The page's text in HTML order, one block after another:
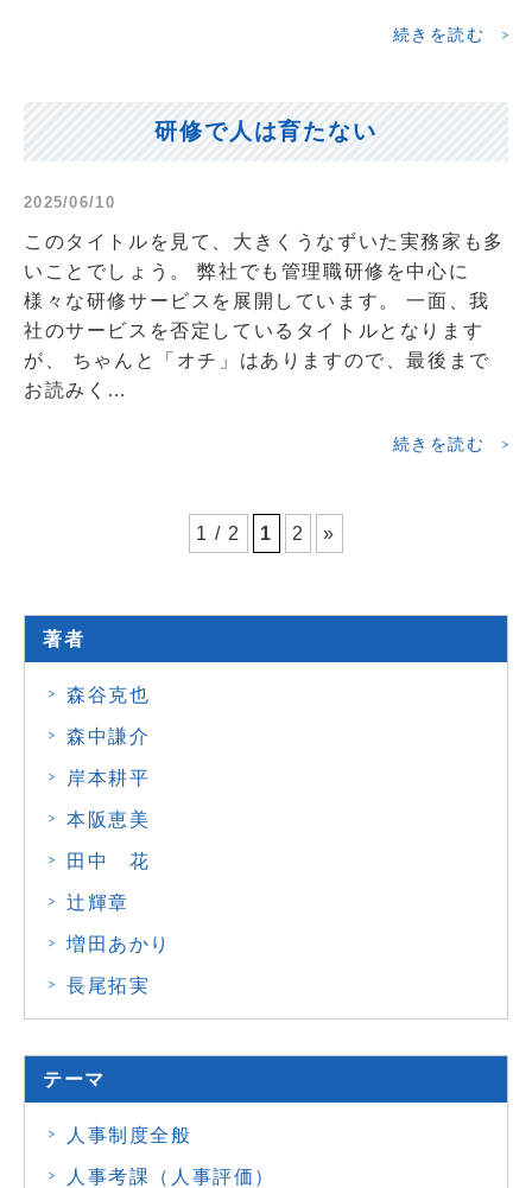
続きを読む
研修で人は育たない
2025/06/10
このタイトルを見て、大きくうなずいた実務家も多
いことでしょう。 弊社でも管理職研修を中心に
様々な研修サービスを展開しています。 一面、我
社のサービスを否定しているタイトルとなります
が、 ちゃんと「オチ」はありますので、最後まで
お読みく…
続きを読む
1 / 2 1 2 »
著者
森谷克也
森中謙介
岸本耕平
本阪恵美
田中 花
辻輝章
増田あかり
長尾拓実
テーマ
人事制度全般
人事考課（人事評価）